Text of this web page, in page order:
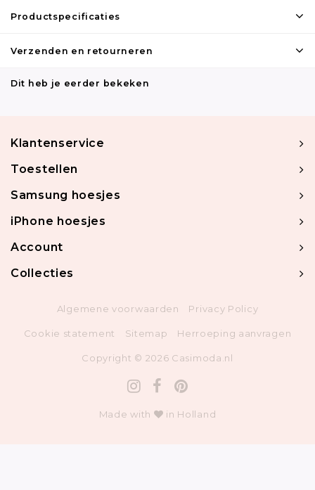
Productspecificaties
Verzenden en retourneren
Dit heb je eerder bekeken
Klantenservice
Toestellen
Samsung hoesjes
iPhone hoesjes
Account
Collecties
Algemene voorwaarden Privacy Policy
Cookie statement Sitemap Herroeping aanvragen
Copyright © 2026 Casimoda.nl
Made with in Holland